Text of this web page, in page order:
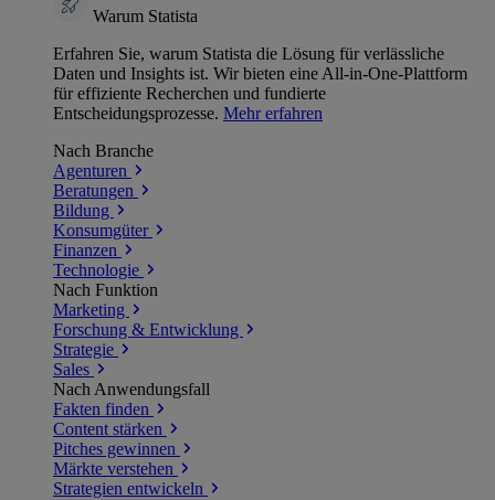
Warum Statista
Erfahren Sie, warum Statista die Lösung für verlässliche
Daten und Insights ist. Wir bieten eine All-in-One-Plattform
für effiziente Recherchen und fundierte
Entscheidungsprozesse. Mehr erfahren
Nach Branche
Agenturen
Beratungen
Bildung
Konsumgüter
Finanzen
Technologie
Nach Funktion
Marketing
Forschung & Entwicklung
Strategie
Sales
Nach Anwendungsfall
Fakten finden
Content stärken
Pitches gewinnen
Märkte verstehen
Strategien entwickeln